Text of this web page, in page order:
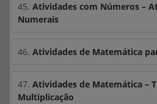
45. Atividades com Números –
Numerais
46. Atividades de Matemática
47. Atividades de Matemática –
Multiplicação